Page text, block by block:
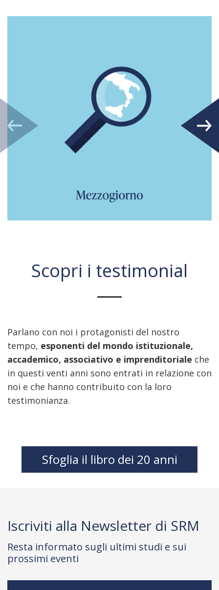
Scopri i testimonial
Parlano con noi i protagonisti del nostro
tempo, esponenti del mondo istituzionale,
accademico, associativo e imprenditoriale che
in questi venti anni sono entrati in relazione con
noi e che hanno contribuito con la loro
testimonianza.
Sfoglia il libro dei 20 anni
Iscriviti alla Newsletter di SRM
Resta informato sugli ultimi studi e sui
prossimi eventi